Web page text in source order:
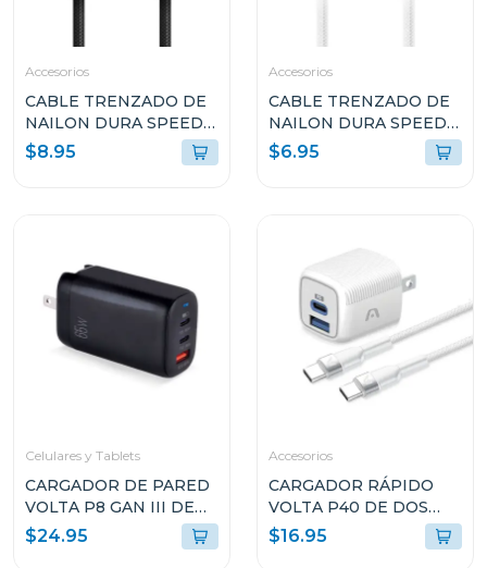
Accesorios
CABLE TRENZADO DE
NAILON DURA SPEED
DE 100W TIPO C EN
AMBOS LADOS DE 3M
$8.95
Accesorios
CABLE TRENZADO DE
NAILON DURA SPEED
DE 65W TIPO C EN
AMBOS LADOS DE 1.8M
$6.95
Celulares y Tablets
CARGADOR DE PARED
VOLTA P8 GAN III DE
65W CON DOBLE
PUERTO USB-C Y
$24.95
Accesorios
CARGADOR RÁPIDO
VOLTA P40 DE DOS
PUERTOS CON CABLE
USB TIPO C
$16.95